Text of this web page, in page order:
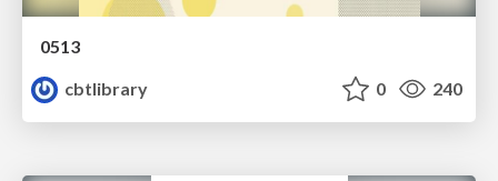
0513
cbtlibrary
0 240